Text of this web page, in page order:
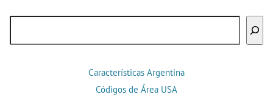
Características Argentina
Códigos de Área USA